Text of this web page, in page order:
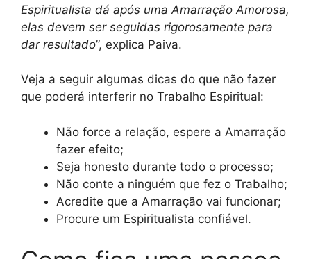
Espiritualista dá após uma Amarração Amorosa,
elas devem ser seguidas rigorosamente para
dar resultado”, explica Paiva.
Veja a seguir algumas dicas do que não fazer
que poderá interferir no Trabalho Espiritual:
Não force a relação, espere a Amarração
fazer efeito;
Seja honesto durante todo o processo;
Não conte a ninguém que fez o Trabalho;
Acredite que a Amarração vai funcionar;
Procure um Espiritualista confiável.